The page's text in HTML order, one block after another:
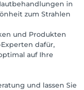
in
zum Strahlen
und Produkten
dafür,
auf Ihre
und lassen Sie